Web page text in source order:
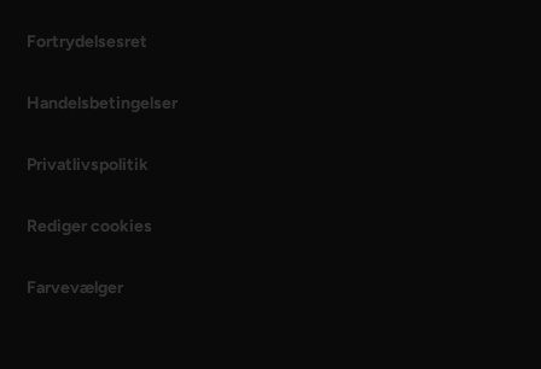
Fortrydelsesret
Handelsbetingelser
Privatlivspolitik
Rediger cookies
Farvevælger